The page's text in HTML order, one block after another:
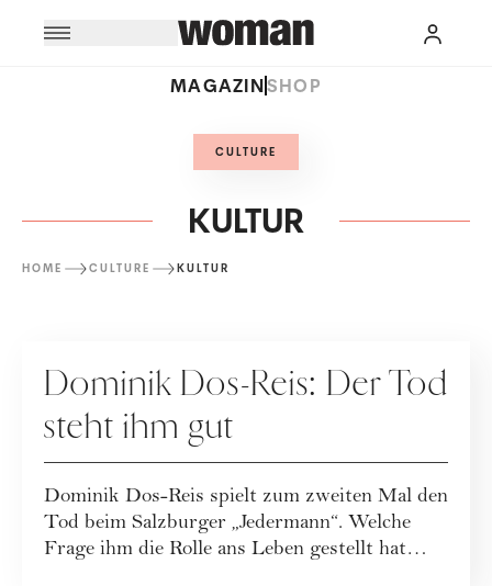
MAGAZINSHOP
CULTURE
KULTUR
HOME CULTURE KULTUR
Dominik Dos-Reis: Der Tod
steht ihm gut
Dominik Dos-Reis spielt zum zweiten Mal den
Tod beim Salzburger „Jedermann“. Welche
Frage ihm die Rolle ans Leben gestellt hat